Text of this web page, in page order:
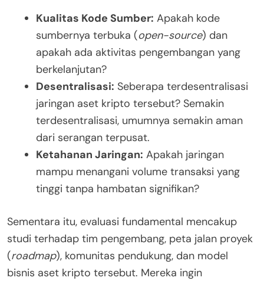
Kualitas Kode Sumber: Apakah kode
sumbernya terbuka (open-source) dan
apakah ada aktivitas pengembangan yang
berkelanjutan?
Desentralisasi: Seberapa terdesentralisasi
jaringan aset kripto tersebut? Semakin
terdesentralisasi, umumnya semakin aman
dari serangan terpusat.
Ketahanan Jaringan: Apakah jaringan
mampu menangani volume transaksi yang
tinggi tanpa hambatan signifikan?
Sementara itu, evaluasi fundamental mencakup
studi terhadap tim pengembang, peta jalan proyek
(roadmap), komunitas pendukung, dan model
bisnis aset kripto tersebut. Mereka ingin